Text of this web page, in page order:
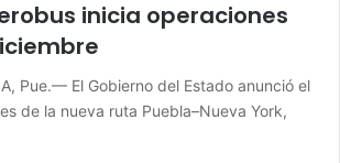
inicia operaciones
Pue.— El Gobierno del Estado anunció el
de la nueva ruta Puebla–Nueva York,